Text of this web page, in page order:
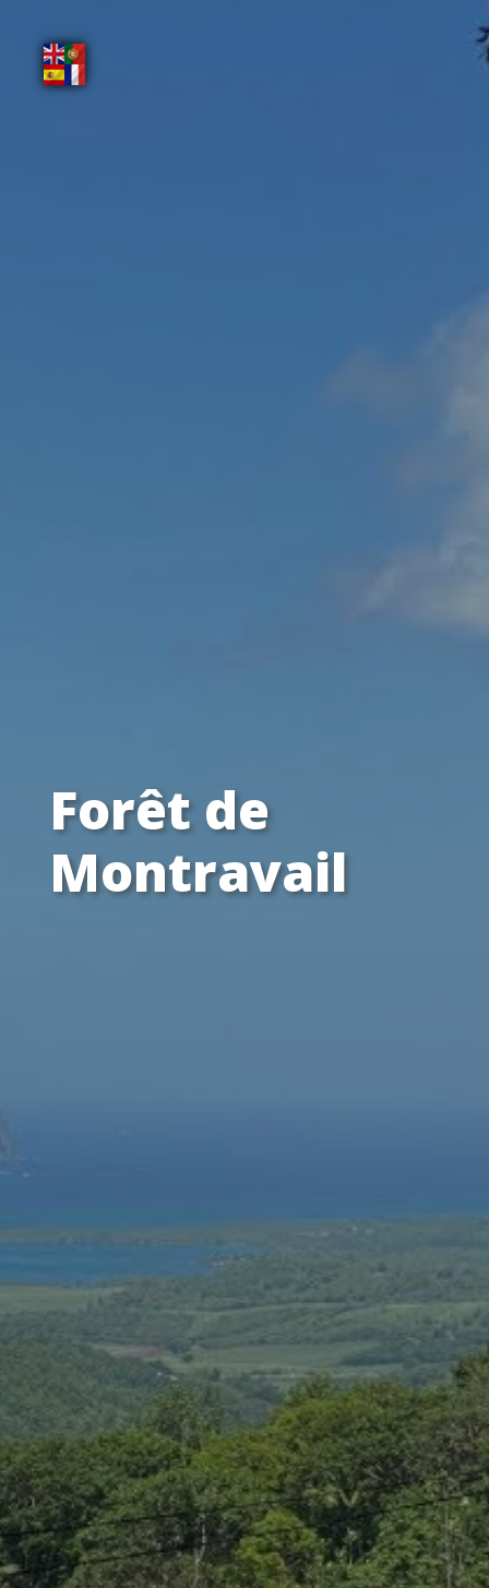
Forêt de
Montravail